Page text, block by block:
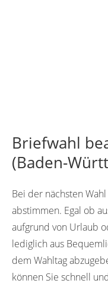
Briefwahl
(Baden-
Bei der nächsten
abstimmen. Egal ob
aufgrund von Urlaub
lediglich aus
dem Wahltag
können Sie schnell